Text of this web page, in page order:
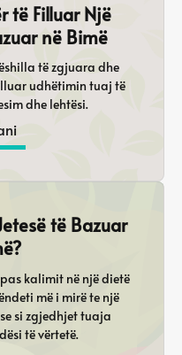
të Filluar Një
në Bimë
të zgjuara dhe
udhëtimin tuaj të
dhe lehtësi.
të Bazuar
kalimit në një dietë
më i mirë te një
si zgjedhjet tuaja
të vërtetë.